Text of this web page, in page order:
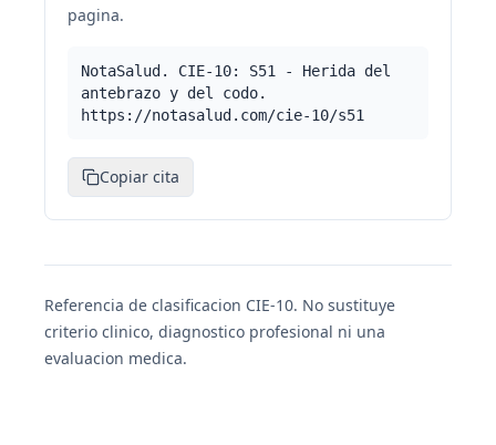
pagina.
NotaSalud. CIE-10: S51 - Herida del
antebrazo y del codo.
https://notasalud.com/cie-10/s51
Copiar cita
Referencia de clasificacion CIE-10. No sustituye
criterio clinico, diagnostico profesional ni una
evaluacion medica.